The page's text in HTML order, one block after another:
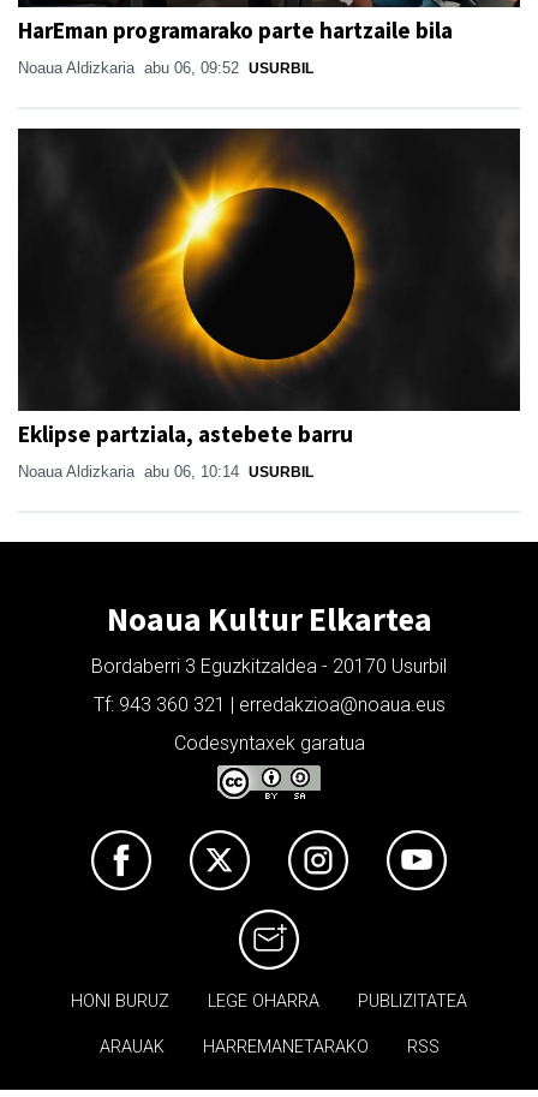
HarEman programarako parte hartzaile bila
Noaua Aldizkaria abu 06, 09:52 USURBIL
Eklipse partziala, astebete barru
Noaua Aldizkaria abu 06, 10:14 USURBIL
Noaua Kultur Elkartea
Bordaberri 3 Eguzkitzaldea - 20170 Usurbil
Tf: 943 360 321 | erredakzioa@noaua.eus
Codesyntaxek garatua
HONI BURUZ LEGE OHARRA PUBLIZITATEA
ARAUAK HARREMANETARAKO RSS